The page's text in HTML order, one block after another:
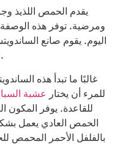
يقدم الحمص اللذيذ
ومرضية. توفر هذه
اليوم. يقوم صانع
بكفاءة وتحميص الجزء الخارجي قليلاً.
غالبًا ما تبدأ هذه
للمرء أن يختار عشبة
للقاعدة. يوفر المكون
الحمص العادي يعمل
بالفلفل الأحمر المحمص